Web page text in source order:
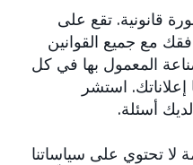
قانونية. تقع على
مع جميع القوانين
المعمول بها في كل
استشر
أسئلة.
لا تحتوي على سياساتنا